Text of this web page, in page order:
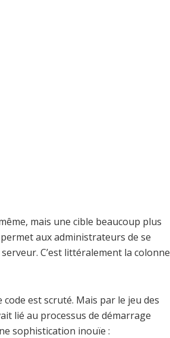
mais une cible beaucoup plus
aux administrateurs de se
C’est littéralement la colonne
est scruté. Mais par le jeu des
lié au processus de démarrage
sophistication inouïe :